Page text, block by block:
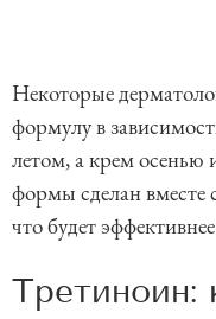
Некоторые
формулу в
летом, а крем осенью
формы сделан вместе
что будет
Третиноин: